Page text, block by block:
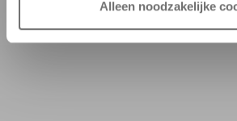
Alleen noodzakelijke